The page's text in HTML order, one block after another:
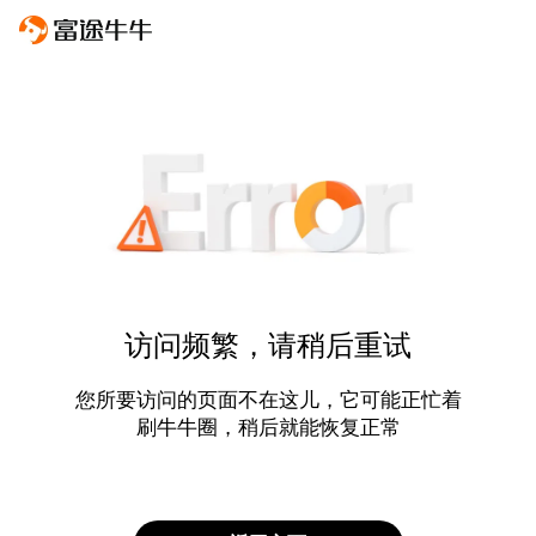
访问频繁，请稍后重试
您所要访问的页面不在这儿，它可能正忙着
刷牛牛圈，稍后就能恢复正常